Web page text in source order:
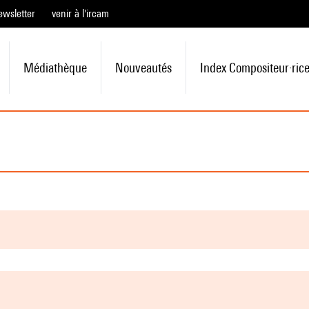
venir à l'ircam
Médiathèque Nouveautés Index Compositeur·rice